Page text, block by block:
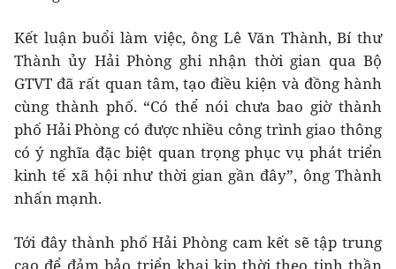
Kết luận buổi làm việc, ông Lê Văn Thành, Bí thư
Thành ủy Hải Phòng ghi nhận thời gian qua Bộ
GTVT đã rất quan tâm, tạo điều kiện và đồng hành
cùng thành phố. “Có thể nói chưa bao giờ thành
phố Hải Phòng có được nhiều công trình giao thông
có ý nghĩa đặc biệt quan trọng phục vụ phát triển
kinh tế xã hội như thời gian gần đây”, ông Thành
nhấn mạnh.
Tới đây thành phố Hải Phòng cam kết sẽ tập trung